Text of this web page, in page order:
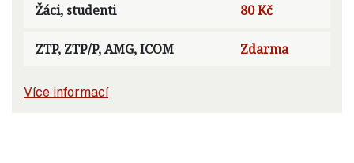
Žáci, studenti 80 Kč
ZTP, ZTP/P, AMG, ICOM Zdarma
Více informací